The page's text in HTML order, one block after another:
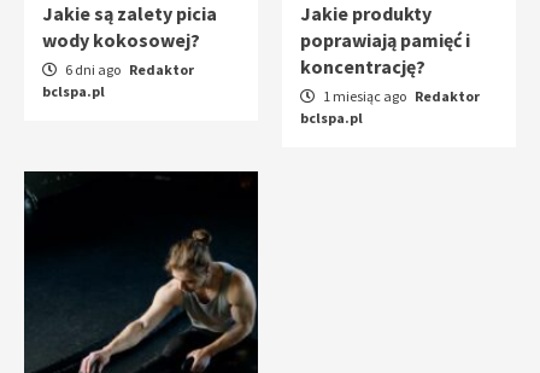
Jakie są zalety picia
wody kokosowej?
6 dni ago Redaktor
bclspa.pl
Jakie produkty
poprawiają pamięć i
koncentrację?
1 miesiąc ago Redaktor
bclspa.pl